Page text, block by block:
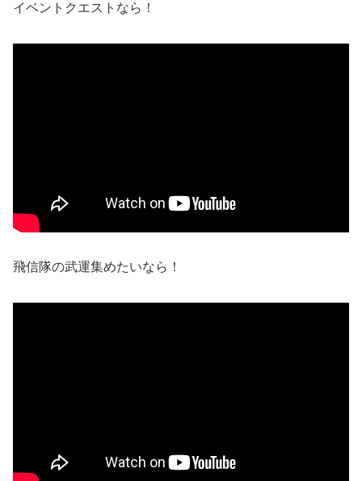
イベントクエストなら！
飛信隊の武運集めたいなら！